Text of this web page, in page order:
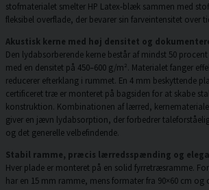
stofmaterialet smelter HP Latex-blæk sammen med
fleksibel overflade, der bevarer sin farveintensitet over
Akustisk kerne med høj densitet og
Den lydabsorberende kerne består af mindst 50
med en densitet på 450–600 g/m². Materialet fanger
reducerer efterklang i rummet. En 4 mm beskyttende
certificeret træ er monteret på bagsiden for at skabe
konstruktion. Kombinationen af lærred,
giver en jævn lydabsorption, der forbedrer
og det generelle velbefindende.
Stabil ramme, præcis lærredsspænding og
Hver plade er monteret på en solid fyrretræsramme.
har en 15 mm ramme, mens formater fra 90×60 cm og